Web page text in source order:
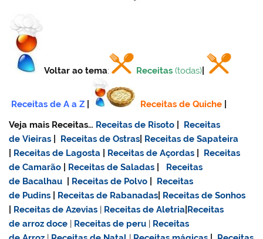
Voltar ao tema: Receitas (todas)
Receitas de A a Z Receitas de Quiche
Veja mais Receitas… Receitas de Risoto
Receitas
de Vieiras
Receitas de Ostras Receitas de Sapateira
Receitas de Lagosta Receitas de Açordas
Receitas
de Camarão
Receitas de Saladas
Receitas
de Bacalhau
Receitas de Polvo
Receitas
de Pudins
Receitas de Rabanadas Receitas de Sonhos
Receitas de Azevias | Receitas de Aletria Receitas
dearroz doce | Receitas de peru | Receitas